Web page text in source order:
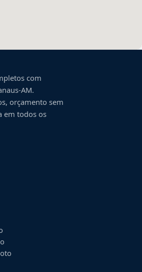
com
-AM.
orçamento sem
em todos os